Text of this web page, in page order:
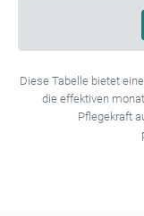
Diese Tabelle bietet
die effektiven
Pflegekraft